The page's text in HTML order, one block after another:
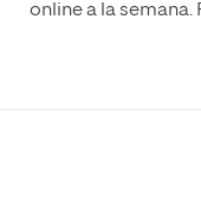
online a la semana.